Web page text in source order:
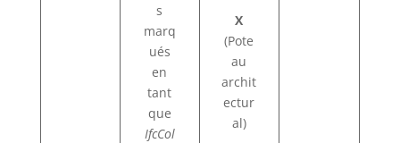
s
marq
ués
en
tant
que
IfcCol
X
(Pote
au
archit
ectur
al)